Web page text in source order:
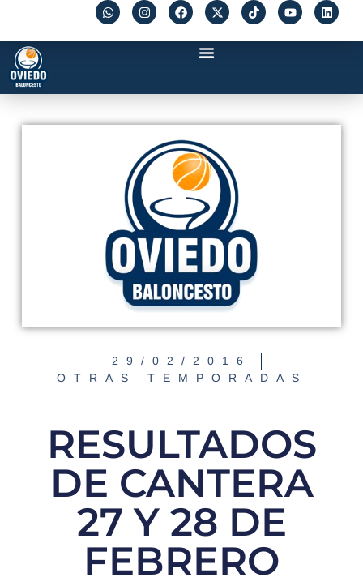
29/02/2016
OTRAS TEMPORADAS
RESULTADOS
DE CANTERA
27 Y 28 DE
FEBRERO